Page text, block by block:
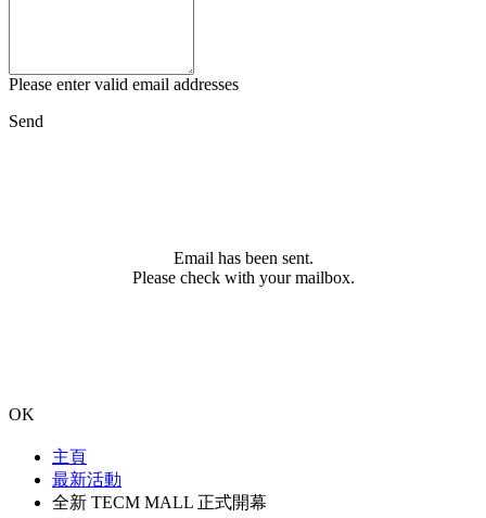
Please enter valid email addresses
Send
Email has been sent.
Please check with your mailbox.
OK
主頁
最新活動
全新 TECM MALL 正式開幕